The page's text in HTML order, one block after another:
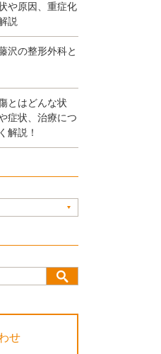
や原因、重症化
説
沢の整形外科と
とはどんな状
症状、治療につ
解説！
せ